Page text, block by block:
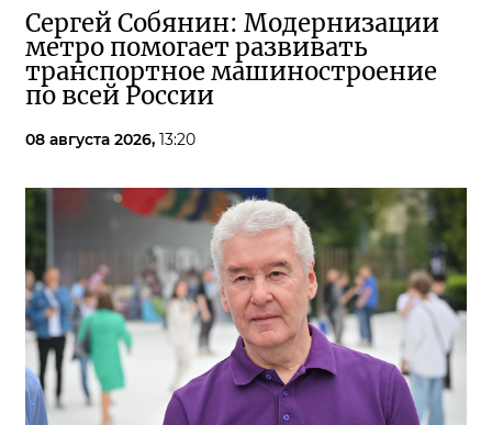
Сергей Собянин: Модернизации
метро помогает развивать
транспортное машиностроение
по всей России
08 августа 2026, 13:20